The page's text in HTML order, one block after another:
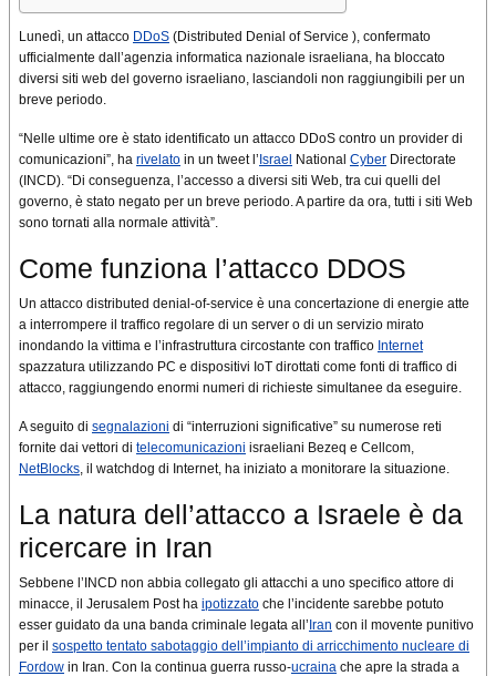
Lunedì, un attacco DDoS (Distributed Denial of Service ), confermato
ufficialmente dall’agenzia informatica nazionale israeliana, ha bloccato
diversi siti web del governo israeliano, lasciandoli non raggiungibili per un
breve periodo.
“Nelle ultime ore è stato identificato un attacco DDoS contro un provider di
comunicazioni”, ha rivelato in un tweet l’Israel National Cyber Directorate
(INCD). “Di conseguenza, l’accesso a diversi siti Web, tra cui quelli del
governo, è stato negato per un breve periodo. A partire da ora, tutti i siti Web
sono tornati alla normale attività”.
Come funziona l’attacco DDOS
Un attacco distributed denial-of-service è una concertazione di energie atte
a interrompere il traffico regolare di un server o di un servizio mirato
inondando la vittima e l’infrastruttura circostante con traffico Internet
spazzatura utilizzando PC e dispositivi IoT dirottati come fonti di traffico di
attacco, raggiungendo enormi numeri di richieste simultanee da eseguire.
A seguito di segnalazioni di “interruzioni significative” su numerose reti
fornite dai vettori di telecomunicazioni israeliani Bezeq e Cellcom,
NetBlocks , il watchdog di Internet, ha iniziato a monitorare la situazione.
La natura dell’attacco a Israele è da
ricercare in Iran
Sebbene l’INCD non abbia collegato gli attacchi a uno specifico attore di
minacce, il Jerusalem Post ha ipotizzato che l’incidente sarebbe potuto
esser guidato da una banda criminale legata all’Iran con il movente punitivo
per il sospetto tentato sabotaggio dell’impianto di arricchimento nucleare di
Fordow in Iran. Con la continua guerra russo-ucraina che apre la strada a